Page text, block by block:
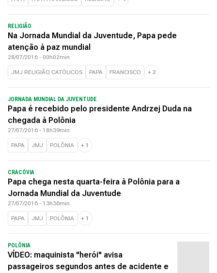
RELIGIÃO
Na Jornada Mundial da Juventude, Papa pede
atenção à paz mundial
28/07/2016 - 00h02min
JMJ RELIGIÃO CATÓLICOS PAPA FRANCISCO + 2
JORNADA MUNDIAL DA JUVENTUDE
Papa é recebido pelo presidente Andrzej Duda na
chegada à Polônia
27/07/2016 - 18h39min
PAPA JMJ POLÔNIA + 1
CRACÓVIA
Papa chega nesta quarta-feira à Polônia para a
Jornada Mundial da Juventude
27/07/2016 - 13h36min
PAPA JMJ POLÔNIA + 1
POLÔNIA
VÍDEO: maquinista "herói" avisa
passageiros segundos antes de acidente e